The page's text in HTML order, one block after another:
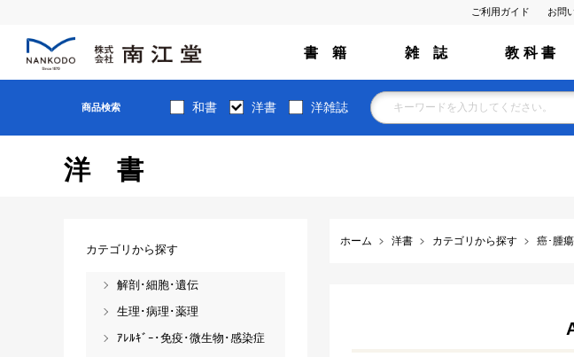
ご利用ガイド お問
書 籍 雑 誌 教 科 書
商品検索 和書 洋書 洋雑誌
洋書
ホーム 洋書 カテゴリから探す 癌･腫瘍
カテゴリから探す
解剖･細胞･遺伝
生理･病理･薬理
ｱﾚﾙｷﾞｰ･免疫･微生物･感染症